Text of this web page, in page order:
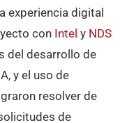
experiencia digital
con Intel y NDS
del desarrollo de
y el uso de
resolver de
de